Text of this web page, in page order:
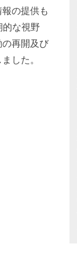
の提供も
的な視野
再開及び
した。